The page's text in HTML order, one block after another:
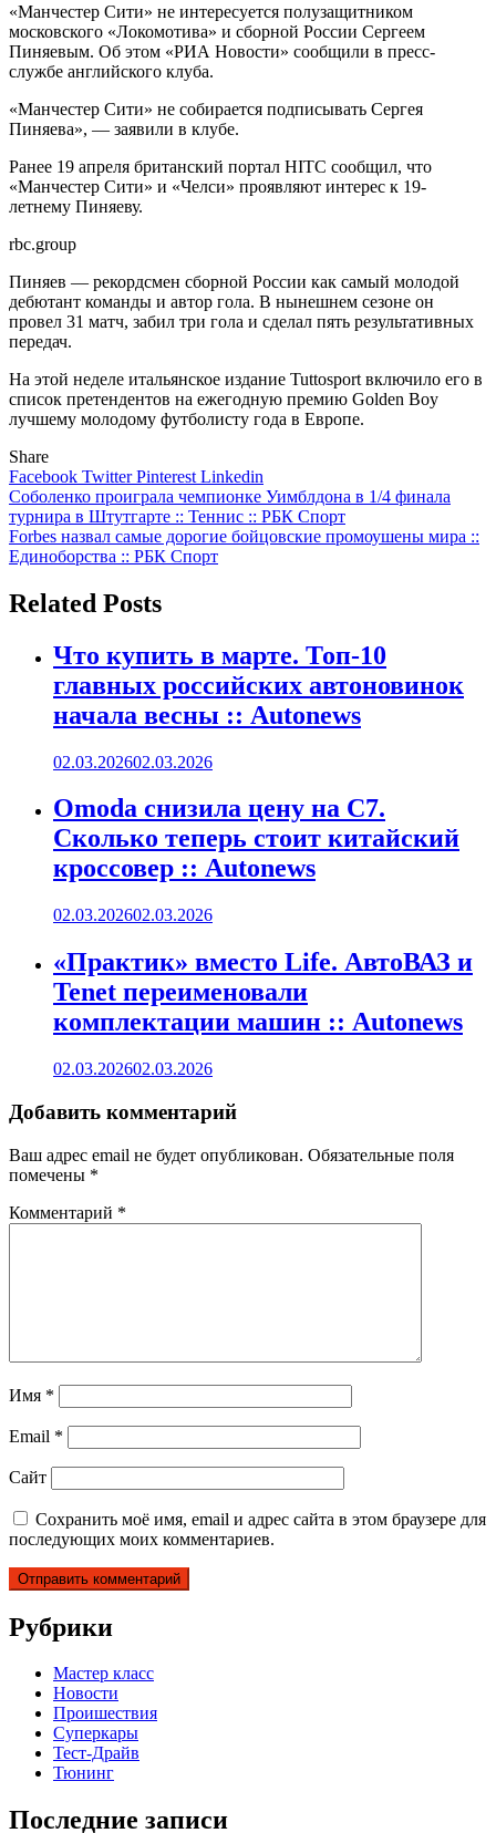
«Манчестер Сити» не интересуется полузащитником
московского «Локомотива» и сборной России Сергеем
Пиняевым. Об этом «РИА Новости» сообщили в пресс-
службе английского клуба.
«Манчестер Сити» не собирается подписывать Сергея
Пиняева», — заявили в клубе.
Ранее 19 апреля британский портал HITC сообщил, что
«Манчестер Сити» и «Челси» проявляют интерес к 19-
летнему Пиняеву.
rbc.group
Пиняев — рекордсмен сборной России как самый молодой
дебютант команды и автор гола. В нынешнем сезоне он
провел 31 матч, забил три гола и сделал пять результативных
передач.
На этой неделе итальянское издание Tuttosport включило его в
список претендентов на ежегодную премию Golden Boy
лучшему молодому футболисту года в Европе.
Share
Facebook TwitterPinterest Linkedin
Навигация
по
записям
Соболенко проиграла чемпионке Уимблдона в 1/4 финала
турнира в Штутгарте :: Теннис :: РБК Спорт
Forbes назвал самые дорогие бойцовские промоушены мира ::
Единоборства :: РБК Спорт
Related Posts
Что купить в марте. Топ-10
главных российских автоновинок
начала весны :: Autonews
02.03.202602.03.2026
Omoda снизила цену на C7.
Сколько теперь стоит китайский
кроссовер :: Autonews
02.03.202602.03.2026
«Практик» вместо Life. АвтоВАЗ и
Tenet переименовали
комплектации машин :: Autonews
02.03.202602.03.2026
Добавить комментарий
Ваш адрес email не будет опубликован. Обязательные поля
помечены *
Комментарий *
Имя *
Email *
Сайт
Сохранить моё имя, email и адрес сайта в этом браузере для
последующих моих комментариев.
Рубрики
Мастер класс
Новости
Проишествия
Суперкары
Тест-Драйв
Тюнинг
Последние записи